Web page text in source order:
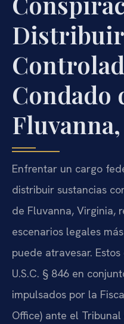
Distribuir
Condado
Fluvanna,
Enfrentar un cargo
distribuir sustancias
de Fluvanna, Virginia,
escenarios legales
puede atravesar.
U.S.C. § 846 en
impulsados por la
Office) ante el